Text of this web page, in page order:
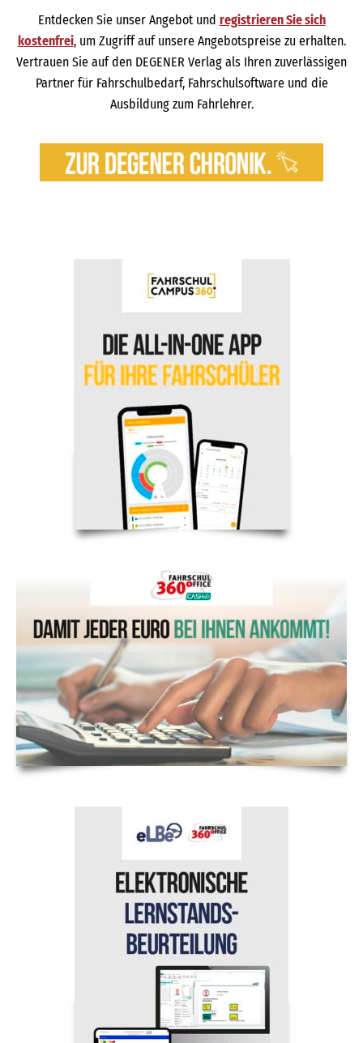
Entdecken Sie unser Angebot und registrieren Sie sich
kostenfrei, um Zugriff auf unsere Angebotspreise zu erhalten.
Vertrauen Sie auf den DEGENER Verlag als Ihren zuverlässigen
Partner für Fahrschulbedarf, Fahrschulsoftware und die
Ausbildung zum Fahrlehrer.